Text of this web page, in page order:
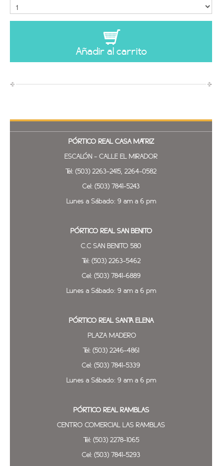
Añadir al carrito
PÓRTICO REAL CASA MATRIZ
ESCALÓN - CALLE EL MIRADOR
Tel: (503) 2263-2415, 2264-0582
Cel: (503) 7841-5243
Lunes a Sábado: 9 am a 6 pm
PÓRTICO REAL SAN BENITO
C.C SAN BENITO 580
Tel: (503) 2263-5462
Cel: (503) 7841-6889
Lunes a Sábado: 9 am a 6 pm
PÓRTICO REAL SANTA ELENA
PLAZA MADERO
Tel: (503) 2246-4861
Cel: (503) 7841-5339
Lunes a Sábado: 9 am a 6 pm
PÓRTICO REAL RAMBLAS
CENTRO COMERCIAL LAS RAMBLAS
Tel: (503) 2278-1065
Cel: (503) 7841-5293